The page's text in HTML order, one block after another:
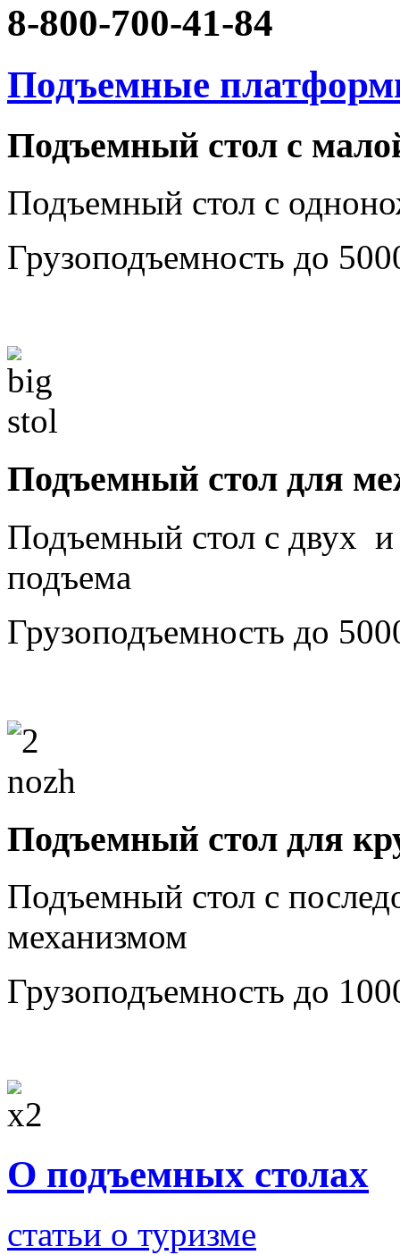
8-800-700-41-84
Подъемные
Подъемный стол с
Подъемный стол с
Грузоподъемность до
Подъемный стол для
Подъемный стол с двух
подъема
Грузоподъемность до
Подъемный стол для
Подъемный стол с
механизмом
Грузоподъемность до
О подъемных столах
статьи о туризме